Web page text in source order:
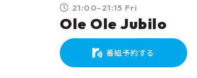
21:00-21:15 Fri
Ole Ole Jubilo
番組予約する